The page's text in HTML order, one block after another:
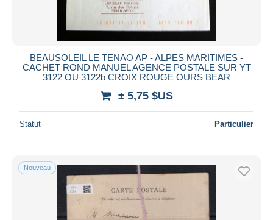
BEAUSOLEIL LE TENAO AP - ALPES MARITIMES -
CACHET ROND MANUEL AGENCE POSTALE SUR YT
3122 OU 3122b CROIX ROUGE OURS BEAR
± 5,75 $US
Statut Particulier
Nouveau